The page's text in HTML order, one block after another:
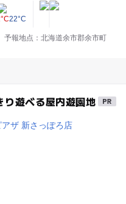
22°C
予報地点：北海道余市郡余市町
り遊べる屋内遊園地